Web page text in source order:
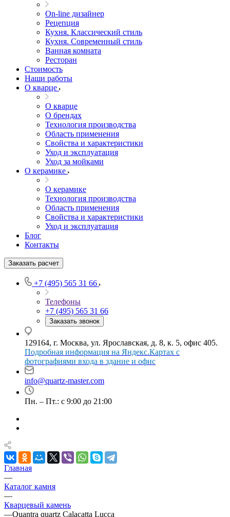
On-line дизайнер
Рецепция
Кухня. Классический стиль
Кухня. Современный стиль
Ванная комната
Ресторан
Стоимость
Наши работы
О кварце
О кварце
О брендах
Технология производства
Область применения
Свойства и характеристики
Уход и эксплуатация
Уход за мойками
О керамике
О керамике
Технология производства
Область применения
Свойства и характеристики
Уход и эксплуатация
Блог
Контакты
Заказать расчет
+7 (495) 565 31 66
Телефоны
+7 (495) 565 31 66
Заказать звонок
129164, г. Москва, ул. Ярославская, д. 8, к. 5, офис 405.
Подробная информация на Яндекс.Картах с
фотографиями входа в здание и офис
info@quartz-master.com
Пн. – Пт.: с 9:00 до 21:00
Главная
—
Каталог камня
—
Кварцевый камень
—Quantra quartz Calacatta Lucca